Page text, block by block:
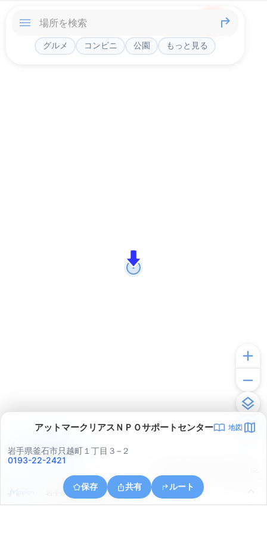
グルメ コンビニ 公園 もっと見る
アットマークリアスＮＰＯサポートセンター 地図
岩手県釜石市只越町１丁目３−２
0193-22-2421
保存 共有 ルート
岩手県釜石市釜石第１５地割
アプリで見る